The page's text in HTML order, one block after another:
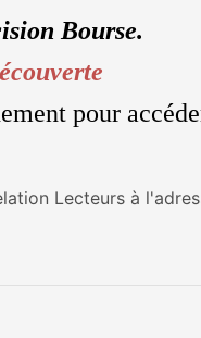
Bourse.
pour
Lecteurs à